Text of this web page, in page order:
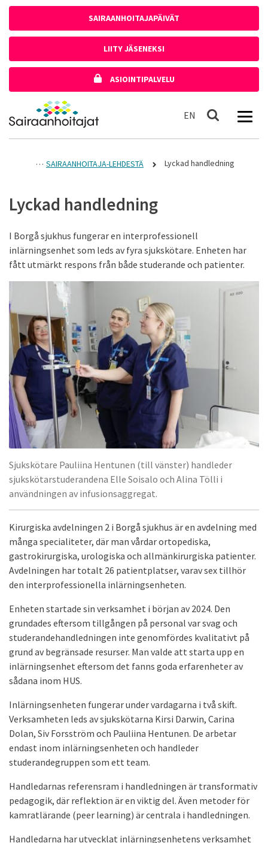
SAIRAANHOITAJAPÄIVÄT
LIITY JÄSENEKSI
ASIOINTIPALVELU
Etusivulle
EN In English
Haku
SAIRAANHOITAJA-LEHDESTÄ Lyckad handledning
Lyckad handledning
I Borgå sjukhus fungerar en interprofessionell
inlärningsenhet som leds av fyra sjukskötare. Enheten har
fått utmärkt respons från både studerande och patienter.
Sjukskötare Pauliina Hentunen (till vänster) handleder
sjukskötarstuderandena Elle Soisalo och Alina Tölli i
användningen av infusionsaggregat.
Kirurgiska avdelningen 2 i Borgå sjukhus är en avdelning med
många specialiteter, där man vårdar ortopediska,
gastrokirurgiska, urologiska och allmänkirurgiska patienter.
Avdelningen har totalt 26 patientplatser, varav sex tillhör
den interprofessionella inlärningsenheten.
Enheten startade sin verksamhet i början av 2024. Den
grundades eftersom tillgången på personal var svag och
studerandehandledningen inte genomfördes kvalitativt på
grund av begränsade resurser. Man valde att starta upp en
inlärningsenhet eftersom det fanns goda erfarenheter av
sådana inom HUS.
Inlärningsenheten fungerar under vardagarna i två skift.
Verksamheten leds av sjukskötarna Kirsi Darwin, Carina
Dolan, Siv Forsström och Pauliina Hentunen. De arbetar
endast inom inlärningsenheten och handleder
studerandegruppen som ett team.
Handledarnas referensram i handledningen är transformativ
pedagogik, där reflektion är en viktig del. Även metoder för
kamratlärande (peer learning) är centrala i handledningen.
Handledarna har utvecklat inlärningsenhetens verksamhet